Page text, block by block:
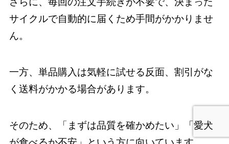
サイクルで自動的に届くため手間がかかりませ
ん。
一方、単品購入は気軽に試せる反面、割引がな
く送料がかかる場合があります。
そのため、「まずは品質を確かめたい」「愛犬